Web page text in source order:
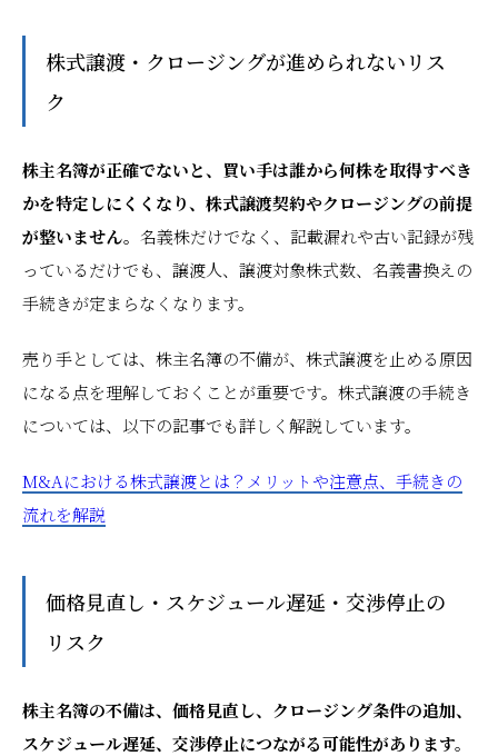
株式譲渡・クロージングが進められないリス
ク
株主名簿が正確でないと、買い手は誰から何株を取得すべき
かを特定しにくくなり、株式譲渡契約やクロージングの前提
が整いません。 名義株だけでなく、記載漏れや古い記録が残
っているだけでも、譲渡人、譲渡対象株式数、名義書換えの
手続きが定まらなくなります。
売り手としては、株主名簿の不備が、株式譲渡を止める原因
になる点を理解しておくことが重要です。株式譲渡の手続き
については、以下の記事でも詳しく解説しています。
M&Aにおける株式譲渡とは？メリットや注意点、手続きの
流れを解説
価格見直し・スケジュール遅延・交渉停止の
リスク
株主名簿の不備は、価格見直し、クロージング条件の追加、
スケジュール遅延、交渉停止につながる可能性があります。